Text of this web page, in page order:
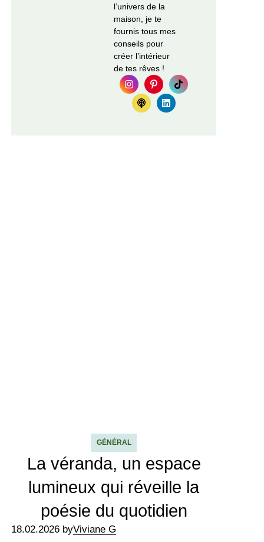
l’univers de la
maison, je te
fournis tous mes
conseils pour
créer l’intérieur
de tes rêves !
GÉNÉRAL
La véranda, un espace
lumineux qui réveille la
poésie du quotidien
18.02.2026 byViviane G